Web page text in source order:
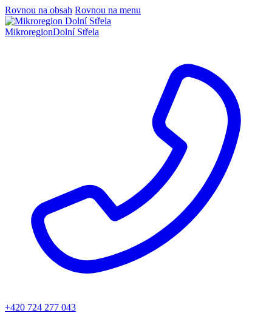
Rovnou na obsah Rovnou na menu
MikroregionDolní Střela
+420 724 277 043